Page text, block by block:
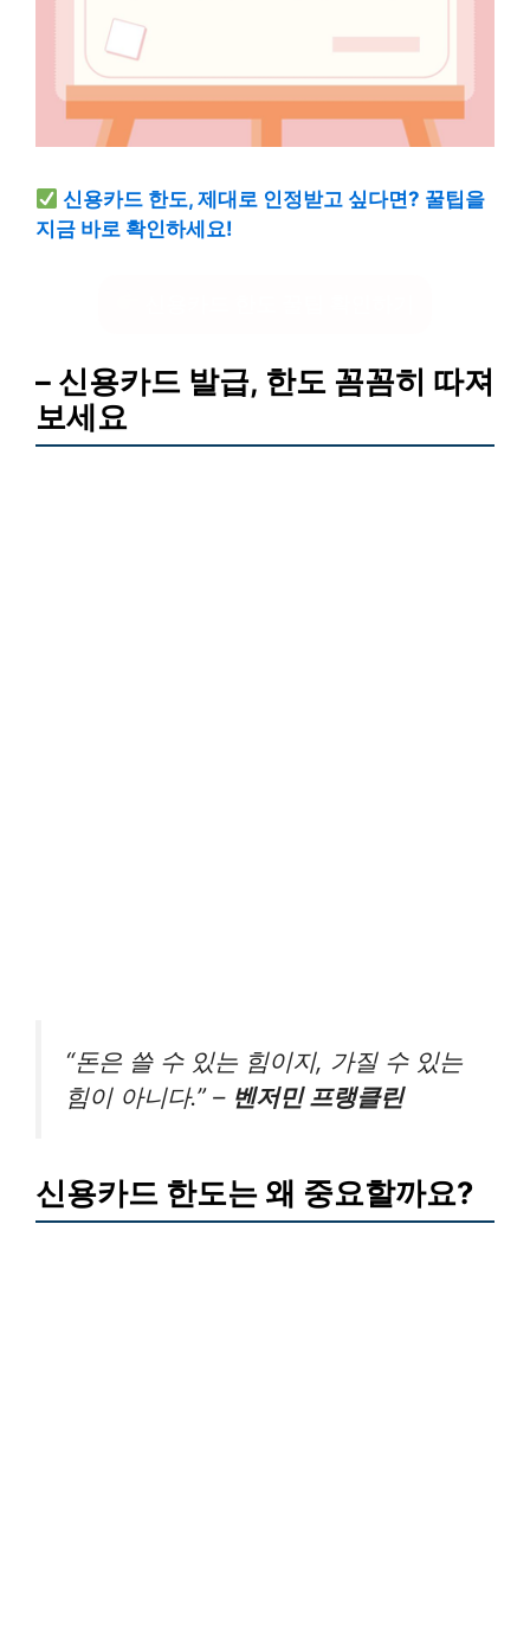
신용카드 한도, 제대로 인정받고 싶다면? 꿀팁을
지금 바로 확인하세요!
– 신용카드 발급, 한도 꼼꼼히 따져
보세요
“돈은 쓸 수 있는 힘이지, 가질 수 있는
힘이 아니다.” – 벤저민 프랭클린
신용카드 한도는 왜 중요할까요?